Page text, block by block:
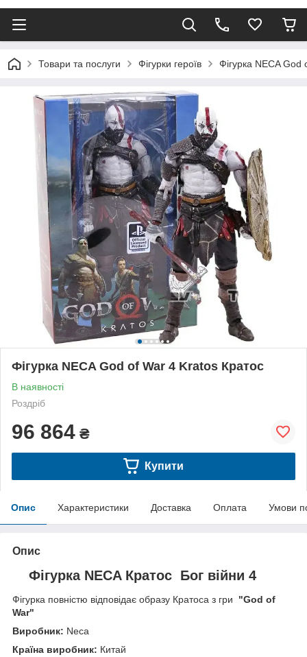
Товари та послуги Фігурки героїв Фігурка NECA
Фігурка NECA God of War 4 Kratos Кратос
В наявності
Роздріб
96 864 ₴
Купити
Опис Характеристики Доставка Оплата Умови
Опис
Фігурка NECA Кратос Бог війни 4
Фігурка повністю відповідає образу Кратоса з гри "God of
War"
Виробник: Neca
Країна виробник: Китай